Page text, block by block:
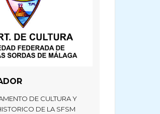
DE CULTURA Y
DE LA SFSM